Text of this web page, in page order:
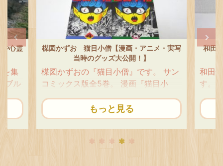
霊
集
ル
ル
ス
楳図かずお 猫目小僧【漫画・アニメ・実写
当時のグッズ大公開！】
楳図かずおの『猫目小僧』です。 サン
コミックス版全5巻。 漫画『猫目小
僧』は、やっぱりキングコミックス版
が人気もレア度もダントツです。 ごま
のはサンコミver.だけど、全初版＆ス
リップ（売上カード）付なの。 ごまう
ふっ 猫目小僧 楳図かずお 全３巻セッ
トすべて初カバー付 少年画報社
もっと見る
和田慎
和田慎
す。
めコミ
と花ゆ
いるタ